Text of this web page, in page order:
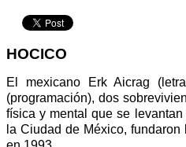
HOCICO
El mexicano Erk Aicrag
(programación), dos
física y mental que se
la Ciudad de México,